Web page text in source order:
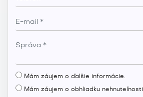
Mám záujem o ďalšie informácie.
Mám záujem o obhliadku